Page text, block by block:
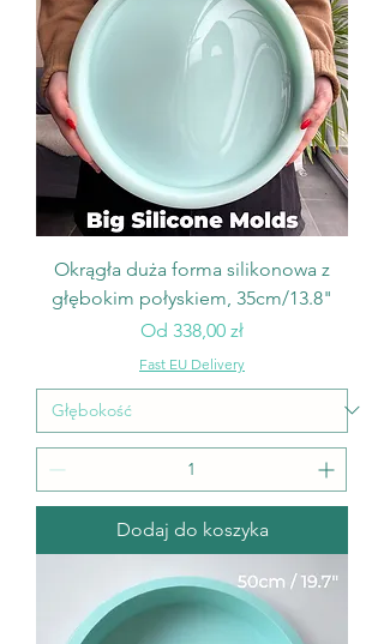
Okrągła duża forma silikonowa z
głębokim połyskiem, 35cm/13.8"
Od 338,00 zł
Cena rabatowa
Fast EU Delivery
Dodaj do koszyka